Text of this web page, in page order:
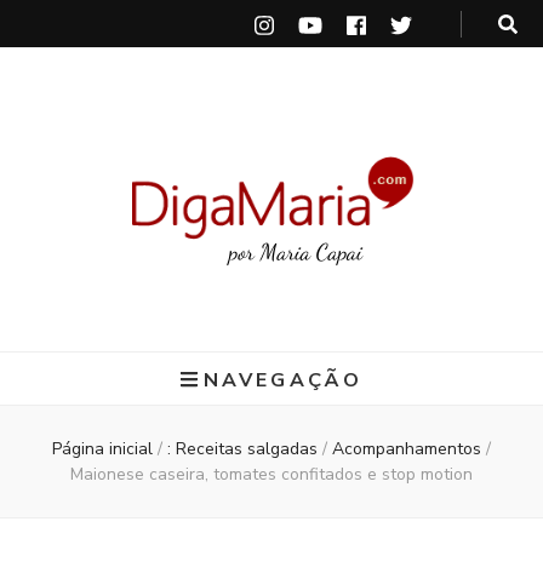
NAVEGAÇÃO
Página inicial / : Receitas salgadas / Acompanhamentos /
Maionese caseira, tomates confitados e stop motion